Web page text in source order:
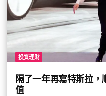
投資理財
隔了一年再寫特斯拉
值